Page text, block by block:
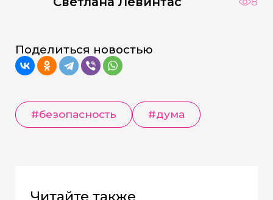
Поделиться новостью
#безопасность #дума
Читайте также